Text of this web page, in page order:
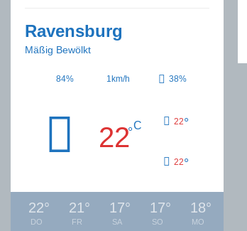
Ravensburg
Mäßig Bewölkt
84% 1km/h 38%
22°C 22°
22°
22°
DO
21°
FR
17°
SA
17°
SO
18°
MO